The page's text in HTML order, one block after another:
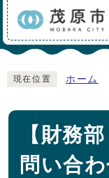
現在位置 ホーム
【財務
問い合